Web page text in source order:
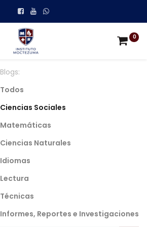
0
Blogs:
Todos
Ciencias Sociales
Matemáticas
Ciencias Naturales
Idiomas
Lectura
Técnicas
Informes, Reportes e Investigaciones